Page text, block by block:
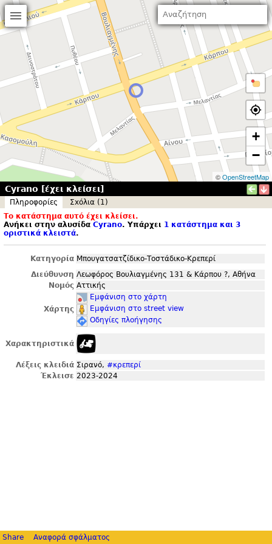
+
−
©OpenStreetMap
Cyrano [έχει κλείσει]
Πληροφορίες
Σxόλια (1)
Το κατάστημα αυτό έχει κλείσει.
Ανήκει στην αλυσίδα Cyrano. Υπάρχει 1 κατάστημα και 3
οριστικά κλειστά.
Κατηγορία Μπουγατσατζίδικο-Τοστάδικο-Κρεπερί
Διεύθυνση Λεωφόρος Βουλιαγμένης 131 & Κάρπου ?, Αθήνα
Νομός Αττικής
Χάρτης
Εμφάνιση στο χάρτη
Εμφάνιση στο street view
Οδηγίες πλοήγησης
Χαρακτηριστικά
Λέξεις κλειδιά Σιρανό, #κρεπερί
Έκλεισε 2023-2024
Share Αναφορά σφάλματος